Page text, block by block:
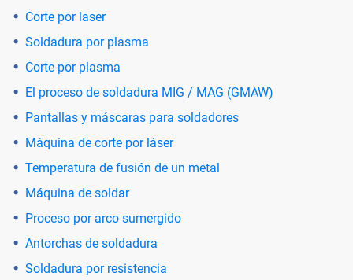
Corte por laser
Soldadura por plasma
Corte por plasma
El proceso de soldadura MIG / MAG (GMAW)
Pantallas y máscaras para soldadores
Máquina de corte por láser
Temperatura de fusión de un metal
Máquina de soldar
Proceso por arco sumergido
Antorchas de soldadura
Soldadura por resistencia